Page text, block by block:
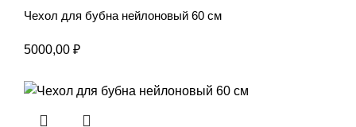
Чехол для бубна нейлоновый 60 см
5000,00 ₽